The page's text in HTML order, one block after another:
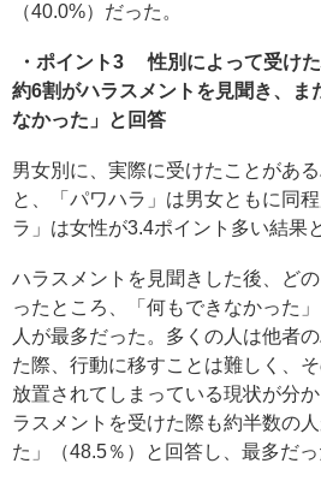
（40.0%）だった。
・ポイント3 性別によって受け
約6割がハラスメントを見聞き、ま
なかった」と回答
男女別に、実際に受けたことがあ
と、「パワハラ」は男女ともに同
ラ」は女性が3.4ポイント多い結果
ハラスメントを見聞きした後、ど
ったところ、「何もできなかった
人が最多だった。多くの人は他者
た際、行動に移すことは難しく、
放置されてしまっている現状が分
ラスメントを受けた際も約半数の
た」（48.5％）と回答し、最多だっ